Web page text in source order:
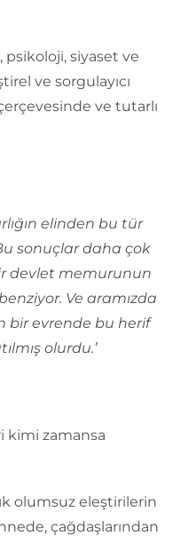
psikoloji, siyaset ve
ve sorgulayıcı
ve tutarlı
elinden bu tür
sonuçlar daha çok
devlet memurunun
Ve aramızda
bir evrende bu herif
olurdu.’
kimi zamansa
olumsuz eleştirilerin
çağdaşlarından